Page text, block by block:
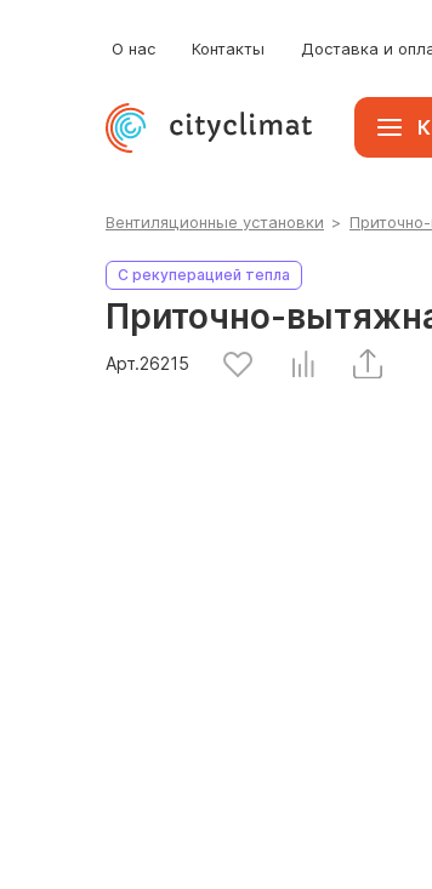
О нас Контакты Доставка и
Вентиляционные установки >
С рекуперацией тепла
Приточно-
Арт.26215